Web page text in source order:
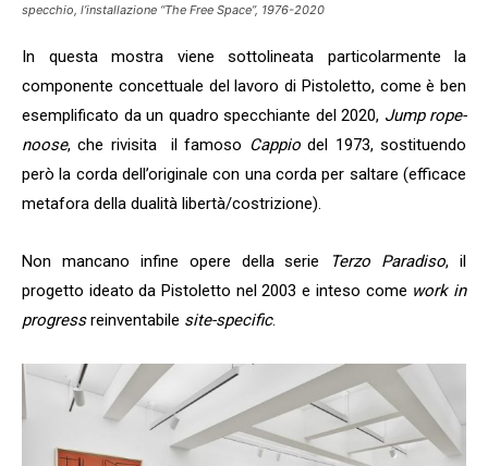
specchio, l’installazione “The Free Space”, 1976-2020
In questa mostra viene sottolineata particolarmente la
componente concettuale del lavoro di Pistoletto, come è ben
esemplificato da un quadro specchiante del 2020, Jump rope-
noose, che rivisita il famoso Cappiodel 1973, sostituendo
però la corda dell’originale con una corda per saltare (efficace
metafora della dualità libertà/costrizione).
Non mancano infine opere della serie Terzo Paradiso, il
progetto ideato da Pistoletto nel 2003 e inteso come work in
progressreinventabile site-specific.